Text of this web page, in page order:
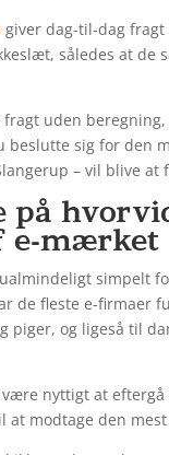
giver dag-til-dag
således at de
fragt uden
beslutte sig for den
– vil blive
på
e-mærket
simpelt
de fleste e-firmaer
piger, og ligeså til
nyttigt at
at modtage den